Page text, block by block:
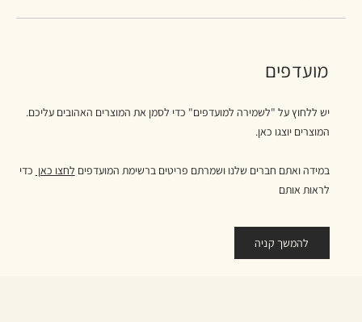
מועדפים
יש ללחוץ על "לשמירה למועדפים" כדי לסמן את המוצרים האהובים עליכם.
המוצרים יוצגו כאן.
במידה ואתם חברים שלנו ושמרתם פריטים ברשימת המועדפים לחצו כאן כדי
לראות אותם
להמשך קניה